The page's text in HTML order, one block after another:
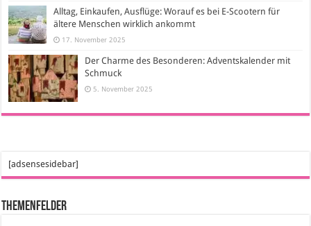
Alltag, Einkaufen, Ausflüge: Worauf es bei E-Scootern für
ältere Menschen wirklich ankommt
17. November 2025
Der Charme des Besonderen: Adventskalender mit
Schmuck
5. November 2025
[adsensesidebar]
Themenfelder